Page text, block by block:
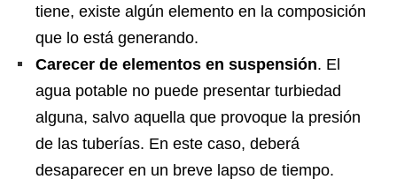
tiene, existe algún elemento en la composición
que lo está generando.
Carecer de elementos en suspensión. El
agua potable no puede presentar turbiedad
alguna, salvo aquella que provoque la presión
de las tuberías. En este caso, deberá
desaparecer en un breve lapso de tiempo.